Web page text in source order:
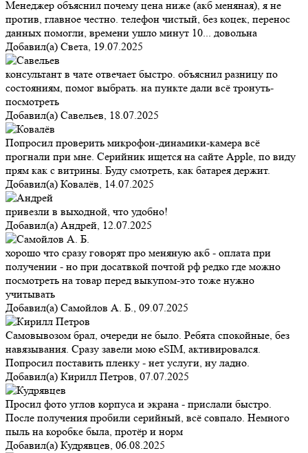
Менеджер объяснил почему цена ниже (акб меняная), я не
против, главное честно. телефон чистый, без коцек, перенос
данных помогли, времени ушло минут 10... довольна
Добавил(а) Света, 19.07.2025
консультант в чате отвечает быстро. объяснил разницу по
состояниям, помог выбрать. на пункте дали всё тронуть-
посмотреть
Добавил(а) Савельев, 18.07.2025
Попросил проверить микрофон-динамики-камера всё
прогнали при мне. Серийник ищется на сайте Apple, по виду
прям как с витрины. Буду смотреть, как батарея держит.
Добавил(а) Ковалёв, 14.07.2025
привезли в выходной, что удобно!
Добавил(а) Андрей, 12.07.2025
хорошо что сразу говорят про меняную акб - оплата при
получении - но при досатвкой почтой рф редко где можно
посмотреть на товар перед выкупом-это тоже нужно
учитывать
Добавил(а) Самойлов А. Б., 09.07.2025
Самовывозом брал, очереди не было. Ребята спокойные, без
навязывания. Сразу завели мою eSIM, активировался.
Попросил поставить пленку - нет услуги, ну ладно.
Добавил(а) Кирилл Петров, 07.07.2025
Просил фото углов корпуса и экрана - прислали быстро.
После получения пробили серийный, всё совпало. Немного
пыль на коробке была, протёр и норм
Добавил(а) Кудрявцев, 06.08.2025